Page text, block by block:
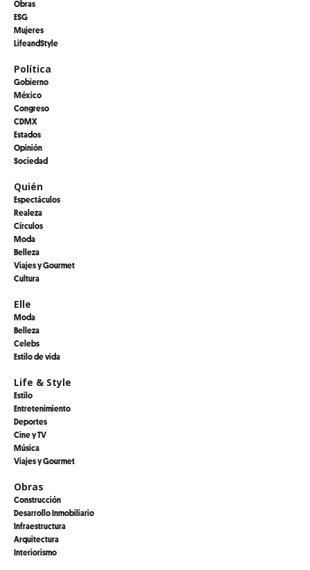
Obras
ESG
Mujeres
LifeandStyle
Política
Gobierno
México
Congreso
CDMX
Estados
Opinión
Sociedad
Quién
Espectáculos
Realeza
Círculos
Moda
Belleza
Viajes y Gourmet
Cultura
Elle
Moda
Belleza
Celebs
Estilo de vida
Life & Style
Estilo
Entretenimiento
Deportes
Cine y TV
Música
Viajes y Gourmet
Obras
Construcción
Desarrollo Inmobiliario
Infraestructura
Arquitectura
Interiorismo